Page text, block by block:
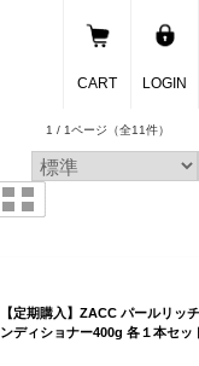
CART LOGIN
1 / 1ページ （全11件）
【定期購入】ZACC パールリッ
ンディショナー400g 各１本セッ